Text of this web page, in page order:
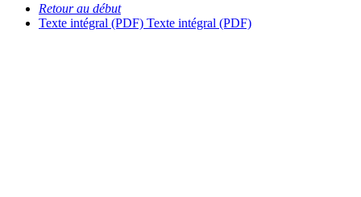
Retour au début
Texte intégral (PDF) Texte intégral (PDF)